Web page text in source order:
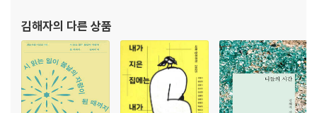
What They Say About Kim Hae-ja
김해자의 다른 상품